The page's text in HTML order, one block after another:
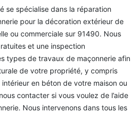
se spécialise dans la réparation
pour la décoration extérieur de
ou commerciale sur 91490. Nous
et une inspection
types de travaux de maçonnerie afin
de votre propriété, y compris
en béton de votre maison ou
contacter si vous voulez de l’aide
Nous intervenons dans tous les